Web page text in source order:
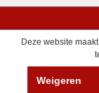
Deze website
Weigeren